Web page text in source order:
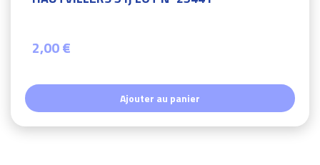
2,00 €
Ajouter au panier